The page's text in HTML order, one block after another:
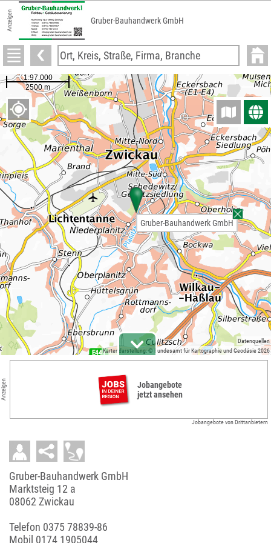
Anzeigen Gruber-Bauhandwerk GmbH
Kartendarstellung: © Bundesamt für Kartographie und Geodäsie 2026
Datenquellen
Gruber-Bauhandwerk GmbH
Anzeigen
Jobangebote
jetzt ansehen
Jobangebote von Drittanbietern
Gruber-Bauhandwerk GmbH
Marktsteig 12 a
08062 Zwickau
Telefon 0375 78839-86
Mobil 0174 1905044